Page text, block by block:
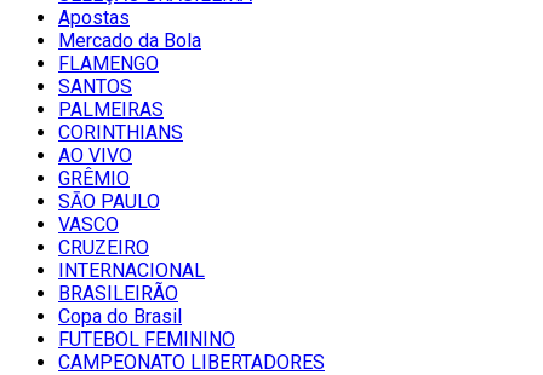
Apostas
Mercado da Bola
FLAMENGO
SANTOS
PALMEIRAS
CORINTHIANS
AO VIVO
GRÊMIO
SĀO PAULO
VASCO
CRUZEIRO
INTERNACIONAL
BRASILEIRÃO
Copa do Brasil
FUTEBOL FEMININO
CAMPEONATO LIBERTADORES